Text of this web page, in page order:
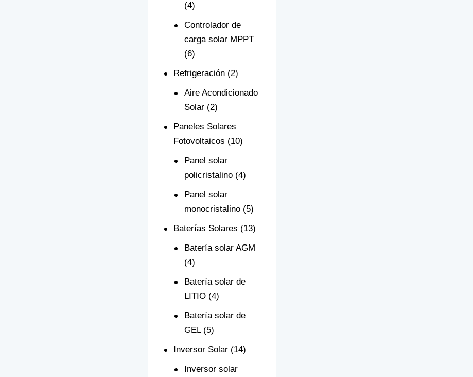
(4)
Controlador de
carga solar MPPT
(6)
Refrigeración (2)
Aire Acondicionado
Solar (2)
Paneles Solares
Fotovoltaicos (10)
Panel solar
policristalino (4)
Panel solar
monocristalino (5)
Baterías Solares (13)
Batería solar AGM
(4)
Batería solar de
LITIO (4)
Batería solar de
GEL (5)
Inversor Solar (14)
Inversor solar